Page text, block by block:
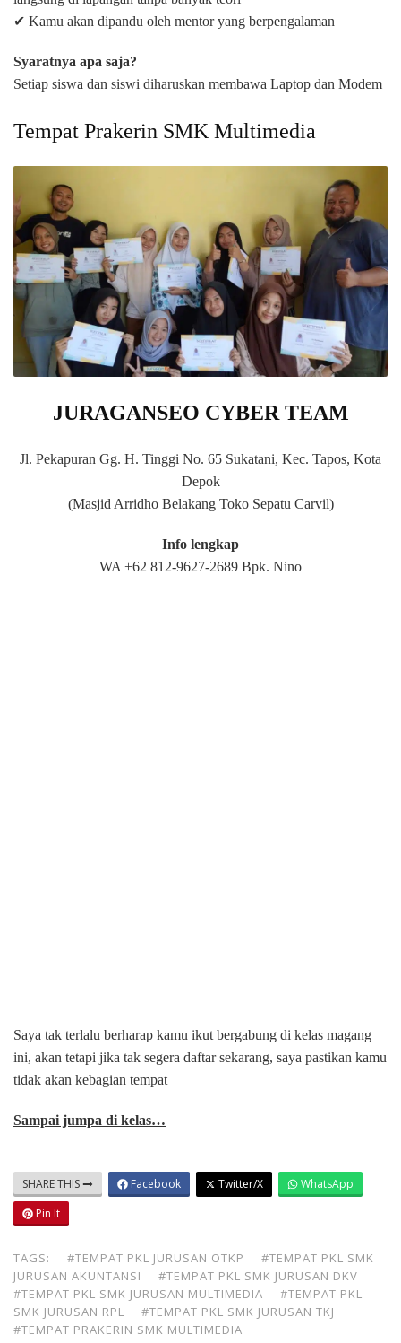
✔ Kamu akan dipandu oleh mentor yang berpengalaman
Syaratnya apa saja?
Setiap siswa dan siswi diharuskan membawa Laptop dan Modem
Tempat Prakerin SMK Multimedia
JURAGANSEO CYBER TEAM
Jl. Pekapuran Gg. H. Tinggi No. 65 Sukatani, Kec. Tapos, Kota
Depok
(Masjid Arridho Belakang Toko Sepatu Carvil)
Info lengkap
WA +62 812-9627-2689 Bpk. Nino
Saya tak terlalu berharap kamu ikut bergabung di kelas magang
ini, akan tetapi jika tak segera daftar sekarang, saya pastikan kamu
tidak akan kebagian tempat
Sampai jumpa di kelas…
SHARE THIS Facebook Twitter/X
WhatsApp
Pin It
TAGS: #TEMPAT PKL JURUSAN OTKP
#TEMPAT PKL SMK
JURUSAN AKUNTANSI
#TEMPAT PKL SMK JURUSAN DKV
#TEMPAT PKL SMK JURUSAN MULTIMEDIA
#TEMPAT PKL
SMK JURUSAN RPL
#TEMPAT PKL SMK JURUSAN TKJ
#TEMPAT PRAKERIN SMK MULTIMEDIA